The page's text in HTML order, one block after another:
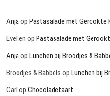
AnjaopPastasalade met Gerookte
Evelien opPastasalade met
AnjaopLunchen bij Broodjes &
Broodjes & Babbels opLunchen bij
Carl opChocoladetaart